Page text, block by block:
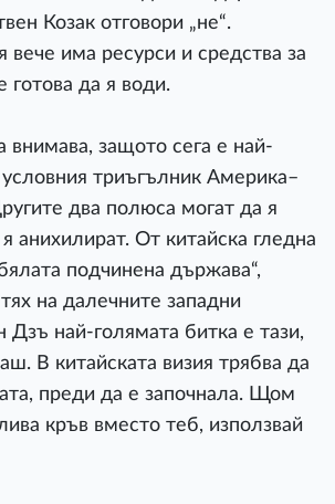
Козак отговори „не“.
вече има ресурси и средства за
готова да я води.
внимава, защото сега е най-
триъгълник Америка–
два полюса могат да я
анихилират. От китайска гледна
подчинена държава“,
на далечните западни
Дзъ най-голямата битка е тази,
В китайската визия трябва да
преди да е започнала. Щом
кръв вместо теб, използвай